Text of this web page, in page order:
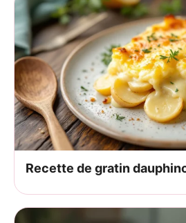
Recette de gratin